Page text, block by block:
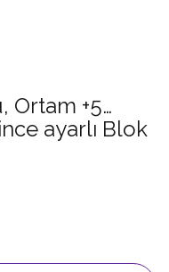
Ortam +5…
ayarlı Blok